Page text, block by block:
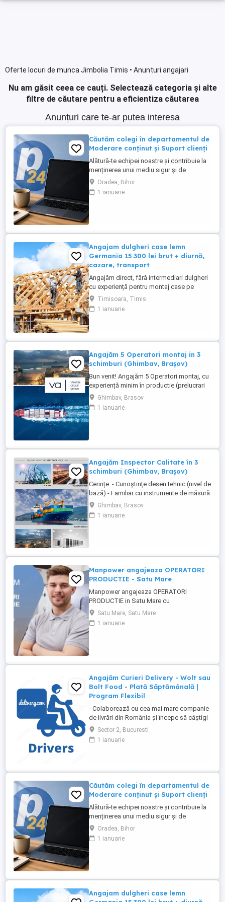
Oferte locuri de munca Jimbolia Timis • Anunturi angajari
Nu am găsit ceea ce cauți. Selectează categoria și alte
filtre de căutare pentru a eficientiza căutarea
Anunțuri care te-ar putea interesa
Căutăm colegi în departamentul de
Moderare conținut și Suport clienți
Alătură-te echipei noastre și contribuie la
menținerea unui mediu sigur și de
încredere pe platformele noastre de
anunțuri din România, Germania și
Ungaria. În funcție de experiența și
Oradea, Bihor
1 ianuarie
Angajam dulgheri case lemn
Germania 15.300 lei brut + diurnă,
cazare, transport
Angajăm direct, fără intermediari dulgheri
cu experiență pentru montaj case pe
structură de lemn, Germania (Bayern și
Baden-Württemberg). Salariu 15.300 RON
brut pe carte de muncă Plată săptămânală
legal, asigurare Angajare ...
Timisoara, Timis
1 ianuarie
Angajăm 5 Operatori montaj in 3
schimburi (Ghimbav, Brașov)
Bun venit! Angajăm 5 Operatori montaj, cu
experiență minim în productie (prelucrari
prin aschiere). Căutăm persoane serioase,
dornice să învețe și să muncească, se va
oferi instruire la locul de muncă. Program:
Ghimbav, Brasov
1 ianuarie
Angajăm Inspector Calitate în 3
schimburi (Ghimbav, Brașov)
Cerințe: - Cunoștințe desen tehnic (nivel de
bază) - Familiar cu instrumente de măsură
și control (ex. șubler) - Limba engleză
(nivel incepator) - Cunoștințe operare PC
(email, Excel) - Abilități bune de lucru în
Ghimbav, Brasov
1 ianuarie
Manpower angajeaza OPERATORI
PRODUCTIE - Satu Mare
Manpower angajeaza OPERATORI
PRODUCTIE in Satu Mare cu
disponibilitate la 3 schimburi.
Responsabilitati principale: - asamblarea
componentelor electrice si electronice
echipamentelor ...
Satu Mare, Satu Mare
1 ianuarie
Angajăm Curieri Delivery - Wolt sau
Bolt Food - Plată Săptămânală |
Program Flexibil
- Colaborează cu cea mai mare companie
de livrări din România și începe să câștigi
rapid! - Cerințe: Minim 18 ani Mijloc de
transport propriu (mașină, scuter,
motocicletă sau bicicletă) Telefon mobil
atractive ...
Sector 2, Bucuresti
1 ianuarie
Căutăm colegi în departamentul de
Moderare conținut și Suport clienți
Alătură-te echipei noastre și contribuie la
menținerea unui mediu sigur și de
încredere pe platformele noastre de
anunțuri din România, Germania și
Ungaria. În funcție de experiența și
Oradea, Bihor
1 ianuarie
Angajam dulgheri case lemn